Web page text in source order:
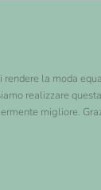
la moda
realizzare
migliore.